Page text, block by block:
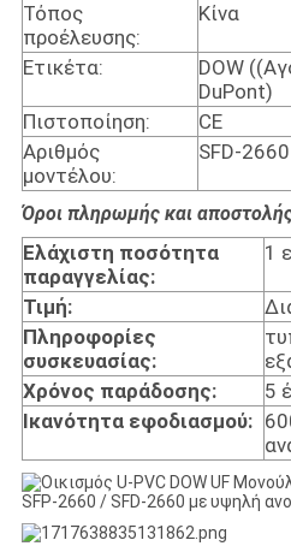
Τόπος
προέλευσης:
Κίνα
Ετικέτα:
DOW
DuPont)
Πιστοποίηση:
CE
Αριθμός
μοντέλου:
SFD-2660
Όροι πληρωμής και
Ελάχιστη ποσότητα
παραγγελίας:
1
Τιμή:
Πληροφορίες
συσκευασίας:
Χρόνος παράδοσης:
5
Ικανότητα εφοδιασμού: